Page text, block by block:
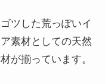
ツした荒っぽいイ
素材としての天然
が揃っています。